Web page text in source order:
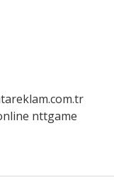
nttgame